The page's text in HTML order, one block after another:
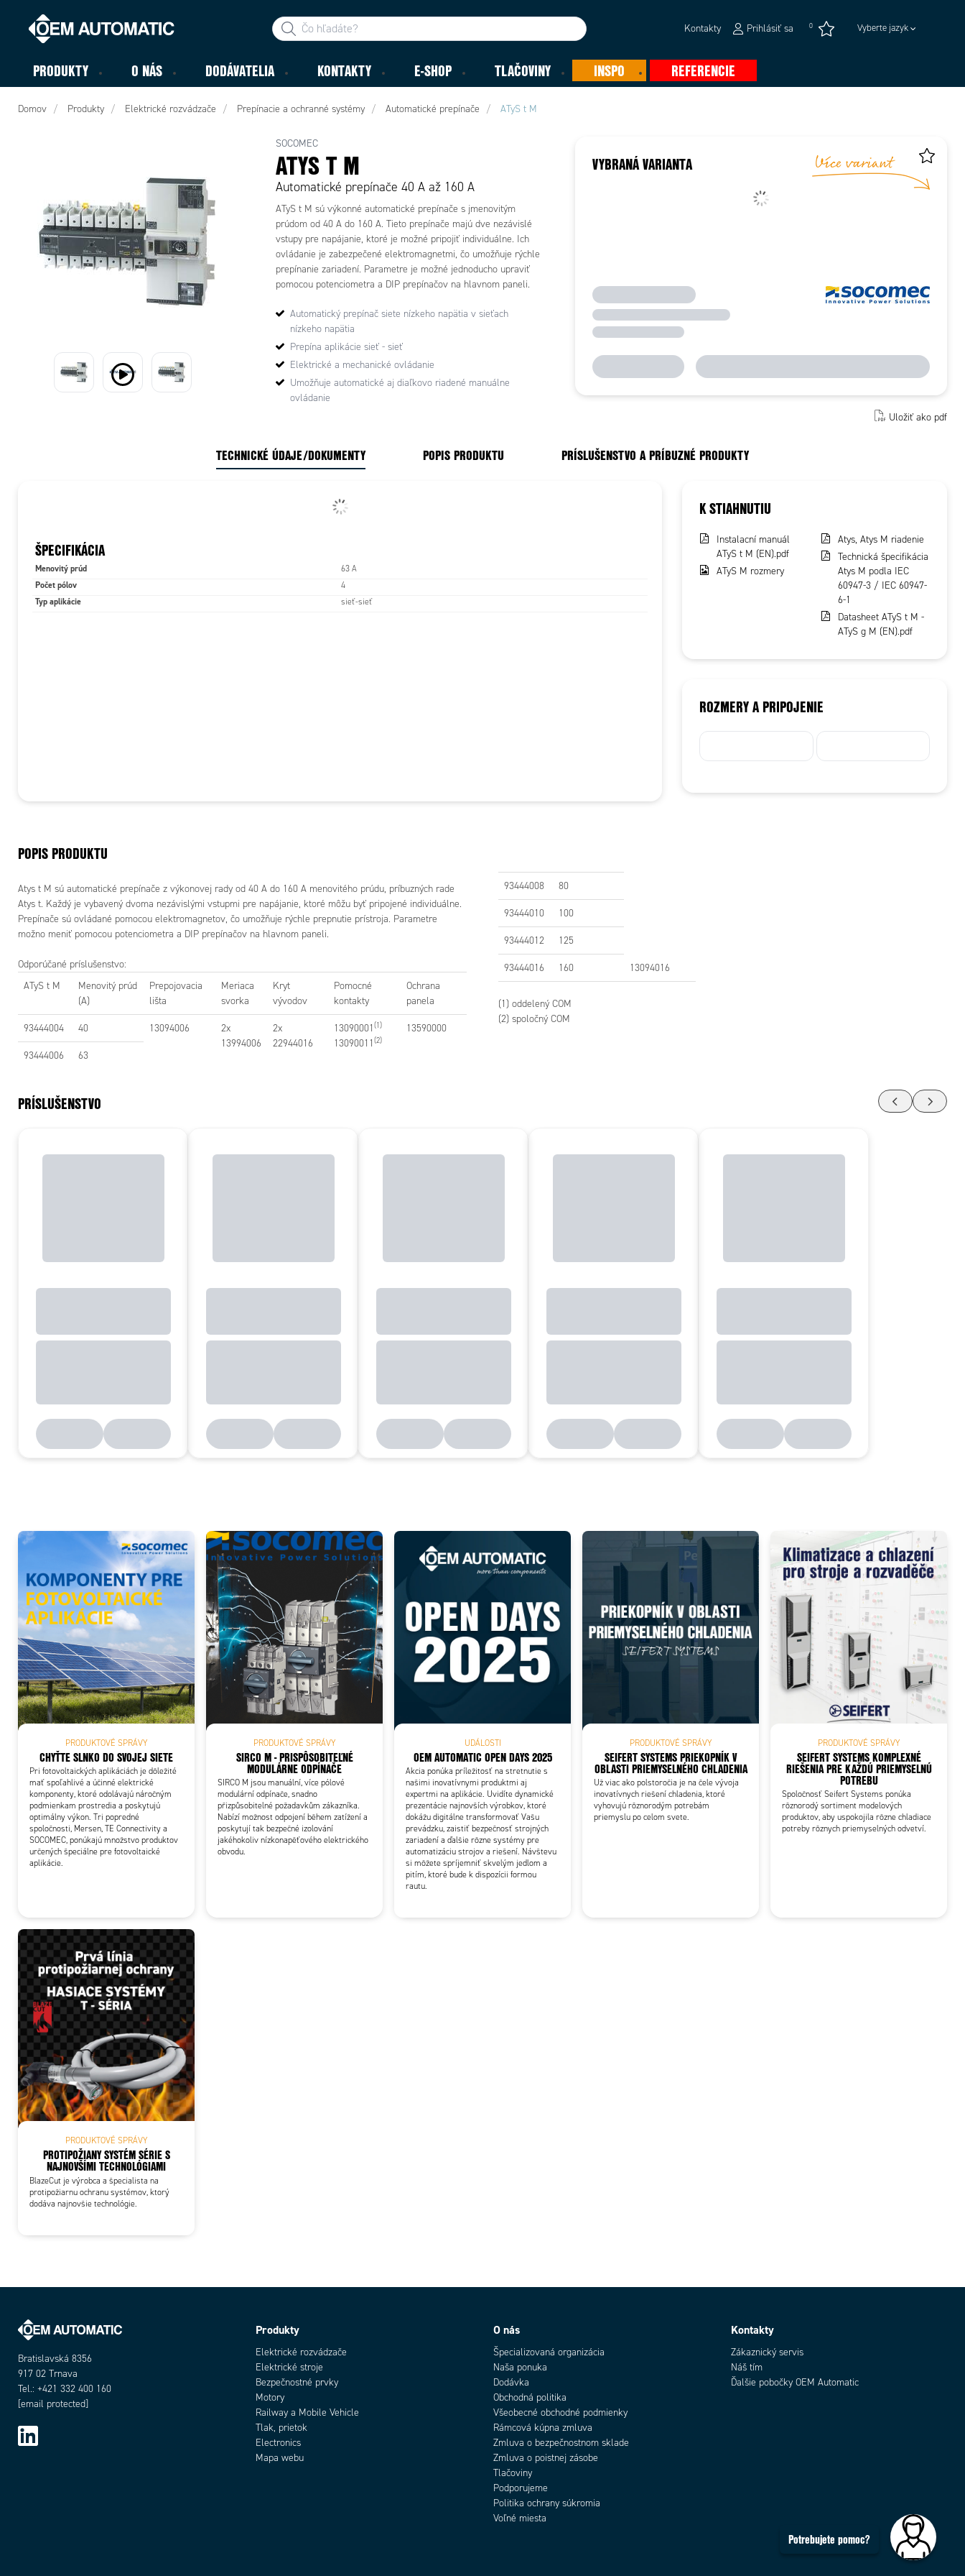
Kontakty Prihlásiť sa 0 Vyberte jazyk
PRODUKTY O NÁS DODÁVATELIA KONTAKTY E-SHOP TLAČOVINY INSPO REFERENCIE
Domov Produkty Elektrické rozvádzače Prepínacie a ochranné systémy Automatické prepínače ATyS t M
SOCOMEC
ATYS T M
Automatické prepínače 40 A až 160 A
ATyS t M sú výkonné automatické prepínače s jmenovitým
prúdom od 40 A do 160 A. Tieto prepínače majú dve nezávislé
vstupy pre napájanie, ktoré je možné pripojiť individuálne. Ich
ovládanie je zabezpečené elektromagnetmi, čo umožňuje rýchle
prepínanie zariadení. Parametre je možné jednoducho upraviť
pomocou potenciometra a DIP prepínačov na hlavnom paneli.
Automatický prepínač siete nízkeho napätia v sieťach
nízkeho napätia
Prepína aplikácie sieť - sieť
Elektrické a mechanické ovládanie
Umožňuje automatické aj diaľkovo riadené manuálne
ovládanie
93444008 - ATyS t M, 80A,4P
VYBRANÁ VARIANTA
Uložiť ako pdf
TECHNICKÉ ÚDAJE/DOKUMENTY POPIS PRODUKTU PRÍSLUŠENSTVO A PRÍBUZNÉ PRODUKTY
ŠPECIFIKÁCIA
Menovitý prúd 63 A
Počet pólov 4
Typ aplikácie sieť-sieť
K STIAHNUTIU
Instalacní manuál
ATyS t M (EN).pdf
ATyS M rozmery
Atys, Atys M riadenie
Technická špecifikácia
Atys M podla IEC
60947-3 / IEC 60947-
6-1
Datasheet ATyS t M -
ATyS g M (EN).pdf
ROZMERY A PRIPOJENIE
POPIS PRODUKTU
Atys t M sú automatické prepínače z výkonovej rady od 40 A do 160 A menovitého prúdu, príbuzných rade
Atys t. Každý je vybavený dvoma nezávislými vstupmi pre napájanie, ktoré môžu byť pripojené individuálne.
Prepínače sú ovládané pomocou elektromagnetov, čo umožňuje rýchle prepnutie prístroja. Parametre
možno meniť pomocou potenciometra a DIP prepínačov na hlavnom paneli.
Odporúčané príslušenstvo:
ATyS t M
Menovitý prúd
(A)
Prepojovacia
lišta
Meriaca
svorka
Kryt
vývodov
Pomocné
kontakty
Ochrana
panela
93444004 40 13094006
2x
13994006
2x
22944016
13090001 (1)
13090011 (2)
13590000
93444006 63
93444008 80
93444010 100
93444012 125
93444016 160 13094016
(1) oddelený COM
(2) spoločný COM
PRÍSLUŠENSTVO
Add to existing cart row
PRODUKTOVÉ SPRÁVY
CHYŤTE SLNKO DO SVOJEJ SIETE
Pri fotovoltaických aplikáciách je dôležité
mať spoľahlivé a účinné elektrické
komponenty, ktoré odolávajú náročným
podmienkam prostredia a poskytujú
optimálny výkon. Tri popredné
spoločnosti, Mersen, TE Connectivity a
SOCOMEC, ponúkajú množstvo produktov
určených špeciálne pre fotovoltaické
aplikácie.
PRODUKTOVÉ SPRÁVY
SIRCO M - PRISPÔSOBITEĽNÉ
MODULÁRNE ODPÍNAČE
SIRCO M jsou manuální, více pólové
modulární odpínače, snadno
přizpůsobitelné požadavkům zákazníka.
Nabízí možnost odpojení během zatížení a
poskytují tak bezpečné izolování
jakéhokoliv nízkonapěťového elektrického
obvodu.
UDÁLOSTI
OEM AUTOMATIC OPEN DAYS 2025
Akcia ponúka príležitosť na stretnutie s
našimi inovatívnymi produktmi aj
expertmi na aplikácie. Uvidíte dynamické
prezentácie najnovších výrobkov, ktoré
dokážu digitálne transformovať Vašu
prevádzku, zaistiť bezpečnosť strojných
zariadení a ďalšie rôzne systémy pre
automatizáciu strojov a riešení. Návštevu
si môžete spríjemniť skvelým jedlom a
pitím, ktoré bude k dispozícii formou
rautu.
PRODUKTOVÉ SPRÁVY
SEIFERT SYSTEMS PRIEKOPNÍK V
OBLASTI PRIEMYSELNÉHO CHLADENIA
Už viac ako polstoročia je na čele vývoja
inovatívnych riešení chladenia, ktoré
vyhovujú rôznorodým potrebám
priemyslu po celom svete.
PRODUKTOVÉ SPRÁVY
SEIFERT SYSTEMS KOMPLEXNÉ
RIEŠENIA PRE KAŽDÚ PRIEMYSELNÚ
POTREBU
Spoločnosť Seifert Systems ponúka
rôznorodý sortiment modelových
produktov, aby uspokojila rôzne chladiace
potreby rôznych priemyselných odvetví.
PRODUKTOVÉ SPRÁVY
PROTIPOŽIANY SYSTÉM SÉRIE S
NAJNOVŠÍMI TECHNOLÓGIAMI
BlazeCut je výrobca a špecialista na
protipožiarnu ochranu systémov, ktorý
dodáva najnovšie technológie.
Bratislavská 8356
917 02 Trnava
Tel.: +421 332 400 160
[email protected]
Produkty
Elektrické rozvádzače
Elektrické stroje
Bezpečnostné prvky
Motory
Railway a Mobile Vehicle
Tlak, prietok
Electronics
Mapa webu
O nás
Špecializovaná organizácia
Naša ponuka
Dodávka
Obchodná politika
Všeobecné obchodné podmienky
Rámcová kúpna zmluva
Zmluva o bezpečnostnom sklade
Zmluva o poistnej zásobe
Tlačoviny
Podporujeme
Politika ochrany súkromia
Voľné miesta
Kontakty
Zákaznický servis
Náš tím
Ďalšie pobočky OEM Automatic
Potrebujete pomoc?